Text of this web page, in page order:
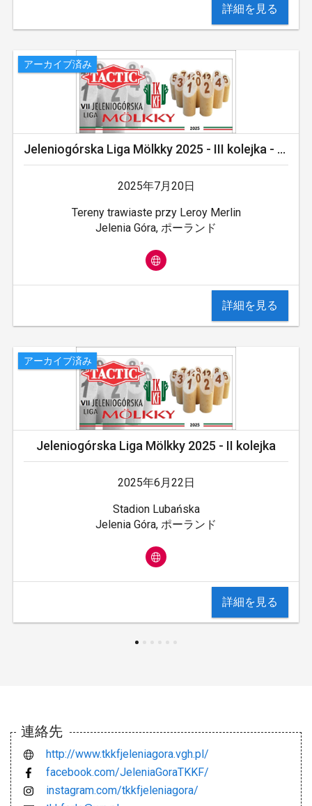
詳細を見る
アーカイブ済み
Jeleniogórska Liga Mölkky 2025 - III kolejka - Leroy Merlin Cup 2025
2025年7月20日
Tereny trawiaste przy Leroy Merlin
Jelenia Góra, ポーランド
詳細を見る
アーカイブ済み
Jeleniogórska Liga Mölkky 2025 - II kolejka
2025年6月22日
Stadion Lubańska
Jelenia Góra, ポーランド
詳細を見る
連絡先
http://www.tkkfjeleniagora.vgh.pl/
facebook.com/JeleniaGoraTKKF/
instagram.com/tkkfjeleniagora/